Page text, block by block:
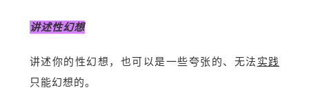
讲述性幻想
讲述你的性幻想，也可以是一些夸张的、无法 实践
只能幻想的。